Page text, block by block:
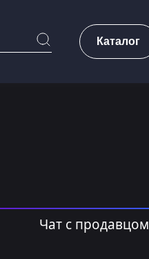
Каталог
Чат с продавцом